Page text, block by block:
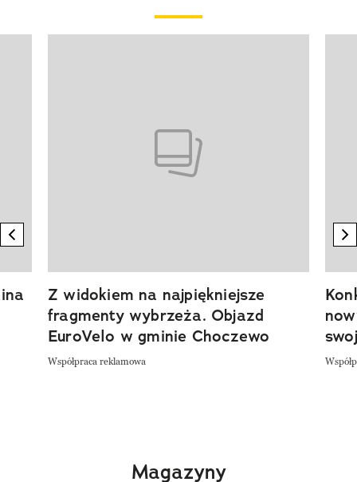
previous element
Z widokiem na najpiękniejsze
fragmenty wybrzeża. Objazd
EuroVelo w gminie Choczewo
Współpraca reklamowa
Magazyny